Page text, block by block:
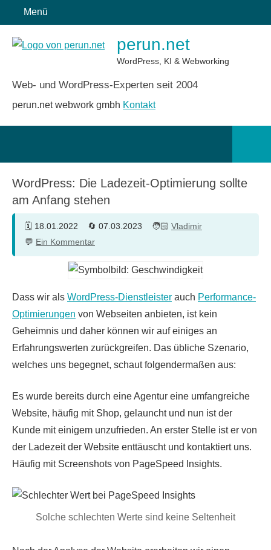
Inhalt
springen
Menü
perun.net
WordPress, KI & Webworking
Web- und WordPress-Experten seit 2004
perun.net webwork gmbh Kontakt
WordPress: Die Ladezeit-Optimierung sollte
am Anfang stehen
18.01.2022 07.03.2023
Vladimir
Ein Kommentar
Dass wir als WordPress-Dienstleister auch Performance-
Optimierungen von Webseiten anbieten, ist kein
Geheimnis und daher können wir auf einiges an
Erfahrungswerten zurückgreifen. Das übliche Szenario,
welches uns begegnet, schaut folgendermaßen aus:
Es wurde bereits durch eine Agentur eine umfangreiche
Website, häufig mit Shop, gelauncht und nun ist der
Kunde mit einigem unzufrieden. An erster Stelle ist er von
der Ladezeit der Website enttäuscht und kontaktiert uns.
Häufig mit Screenshots von PageSpeed Insights.
Solche schlechten Werte sind keine Seltenheit